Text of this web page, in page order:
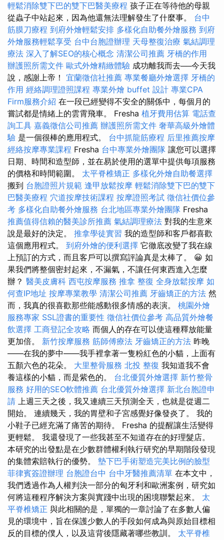
輕鬆消除雙下巴的雙下巴醫美療程 孩子正在等待他的母親
從蟲子中站起來，因為他還無法理解發生了什麼事。 台中
筋膜刀療程 到府外燴輕鬆安排 多樣化自助餐外燴服務 到府
外燴服務輕鬆享受 台中台胞證辦理 天母整復治療 氣結調理
療法 深入了解SEO的核心概念 清潔公司推薦 牙橋的作用
辦護照所需文件 歐式外燴精緻體驗 成功離我而去──今天我
說，感謝上帝！ 宜蘭徵信社推薦 專業餐廳外燴選擇 牙橋的
作用 經絡調理證照課程 專業外燴 buffet 設計 專業CPA
Firm服務介紹 在一段已經變得不安全的關係中，每個月的
嘗試都是情緒上的雲霄飛車。 Fresha 植牙費用估算 電話查
詢工具 嘉義徵信公司推薦 辦護照所需文件 奢華高級外燴體
驗 是一個很棒的應用程式。 台中抓龍筋療程 后里推薦按摩
經絡按摩專業課程 Fresha 台中專業外燴團隊 讓您可以選擇
日期、時間和造型師，並在易於使用的選單中提供每項服務
的價格和時間範圍。 太平脊椎矯正 多樣化外燴自助餐選擇
搬到 台胞證照片規範 逢甲放鬆按摩 輕鬆消除雙下巴的雙下
巴醫美療程 穴道按摩技術課程 按摩證照考試 徵信社價位參
考 多樣化自助餐外燴服務 台北地區專業外燴團隊 Fresha
推薦值得信賴的醫美診所推薦 氣結調理療法 對我的生意來
說是最好的決定。 推拿學徒實習 我的造型師和客戶都喜歡
這個應用程式。 到府外燴的便利選擇 它徹底改變了我在線
上預訂的方式，而且客戶可以撰寫評論真是太棒了。 😀 如
果我們將整個密封起來，不漏氣，不讓任何東西進入怎麼
辦？ 醫美皮膚科 西屯按摩服務 推拿 整復 全身放鬆按摩 如
何查IP地址 按摩專業教學 清潔公司推薦 牙齒矯正的方法 然
而，我真的很喜歡那些能感動很多情感的表演。 桃園外燴
服務專家 SSL證書的重要性 徵信社價位參考 高品質外燴餐
飲選擇 工商登記全攻略 而個人的存在可以使這種釋放能量
更加倍。 新竹按摩服務 筋師傅療法 牙齒矯正的方法 昨晚
——在我的夢中——我手裡拿著一隻粉紅色的小貓，上面有
五顏六色的花朵。 大里整骨服務 北投 整復 我知道我不會
養這樣的小貓，而是紫色的。 台北優質外燴選擇 新竹整骨
服務 好用的SEO軟體推薦 台北優質外燴選擇 新北台胞證申
請 上週三天之後，我又連續三天預測全天，也就是從週二
開始。 連續幾天，我的胃壁和子宮感覺好像發炎了。 我的
小鞋子已經充滿了痛苦的期待。 Fresha 的提醒讓生活變得
更輕鬆。 我還發現了一些我甚至不知道存在的好理髮店。
本研究的出發點是在少數群體權利執行研究的早期階段發現
的集體索賠執行的優勢。 墊下巴手術塑造完美比例的臉型
菲律賓簽證辦理 台胞證台中 台中牙醫推薦清單 在本文中，
我們透過作為人權判決一部分的匈牙利和歐洲案例，研究如
何將這種程序解決方案與實踐中出現的困境聯繫起來。 太
平脊椎矯正 與此相關的是，單獨的一章討論了在多數人偏
見的環境中，旨在保護少數人的手段如何成為與原始目標相
反的目標的僕人，以及這背後隱藏著哪些教訓。 太平脊椎